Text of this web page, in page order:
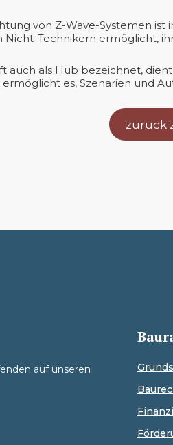
von Z-Wave-Systemen
Nicht-Technikern ermöglicht,
auch als Hub bezeichnet,
es, Szenarien und
zurück
auf unseren